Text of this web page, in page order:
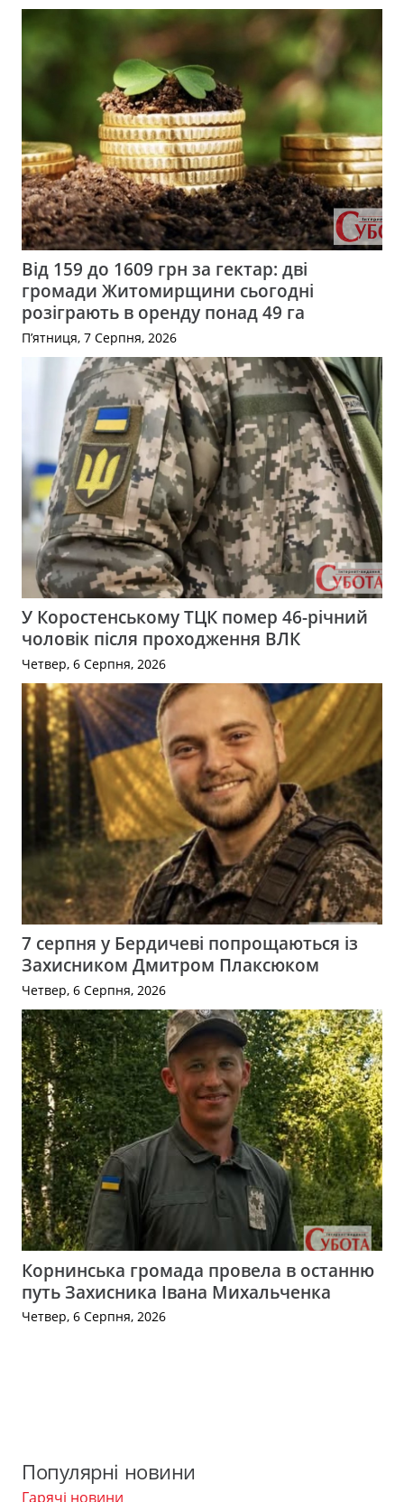
Від 159 до 1609 грн за гектар: дві
громади Житомирщини сьогодні
розіграють в оренду понад 49 га
П’ятниця, 7 Серпня, 2026
У Коростенському ТЦК помер 46-річний
чоловік після проходження ВЛК
Четвер, 6 Серпня, 2026
7 серпня у Бердичеві попрощаються із
Захисником Дмитром Плаксюком
Четвер, 6 Серпня, 2026
Корнинська громада провела в останню
путь Захисника Івана Михальченка
Четвер, 6 Серпня, 2026
Популярні новини
Гарячі новини